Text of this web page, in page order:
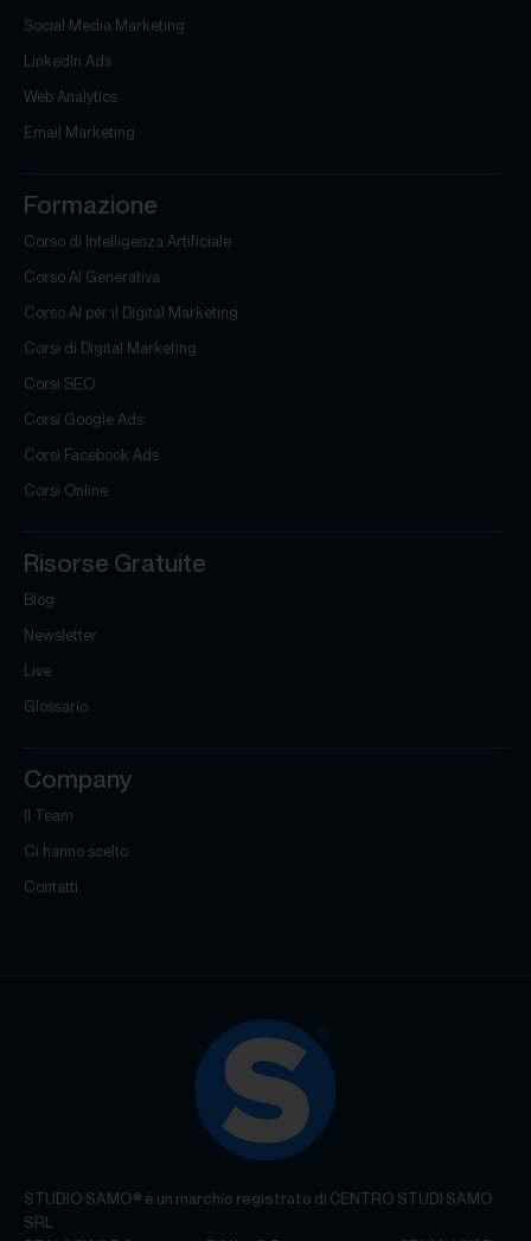
Social Media Marketing
LinkedIn Ads
Web Analytics
Email Marketing
Formazione
Corso di Intelligenza Artificiale
Corso AI Generativa
Corso AI per il Digital Marketing
Corsi di Digital Marketing
Corsi SEO
Corsi Google Ads
Corsi Facebook Ads
Corsi Online
Risorse Gratuite
Blog
Newsletter
Live
Glossario
Company
Il Team
Ci hanno scelto
Contatti
STUDIO SAMO® è un marchio registrato di CENTRO STUDI SAMO
SRL